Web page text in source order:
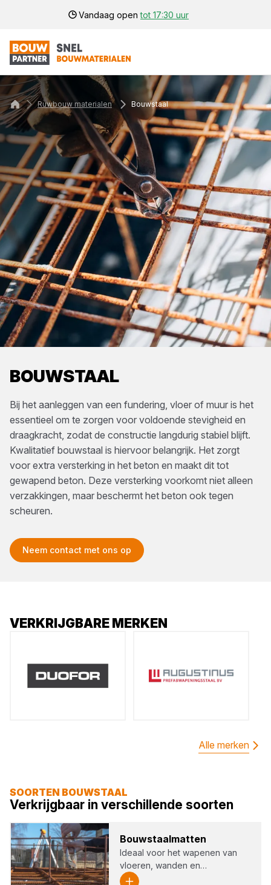
Vandaag opentot 17:30 uur
BOUWSTAAL
Bij het aanleggen van een fundering, vloer of muur is het
essentieel om te zorgen voor voldoende stevigheid en
draagkracht, zodat de constructie langdurig stabiel blijft.
Kwalitatief bouwstaal is hiervoor belangrijk. Het zorgt
voor extra versterking in het beton en maakt dit tot
gewapend beton. Deze versterking voorkomt niet alleen
verzakkingen, maar beschermt het beton ook tegen
scheuren.
Neem contact met ons op
Ruwbouw materialen Bouwstaal
VERKRIJGBARE MERKEN
Alle merken
SOORTEN BOUWSTAAL
Verkrijgbaar in verschillende soorten
Bouw­staal­mat­ten
Ideaal voor het wapenen van
vloeren, wanden en…